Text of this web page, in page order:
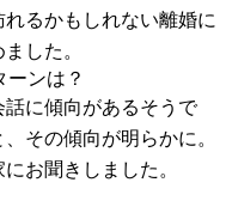
るかもしれない離婚に
した。
ンは？
に傾向があるそうで
その傾向が明らかに。
お聞きしました。